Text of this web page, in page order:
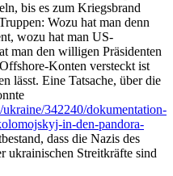
bis es zum Kriegsbrand
Wozu hat man denn
wozu hat man US-
man den willigen Präsidenten
Konten versteckt ist
lässt. Eine Tatsache, über die
342240/dokumentation-
in-den-pandora-
dass die Nazis des
ukrainischen Streitkräfte sind